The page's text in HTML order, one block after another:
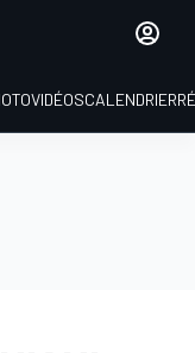
VIDÉOSCALENDRIER